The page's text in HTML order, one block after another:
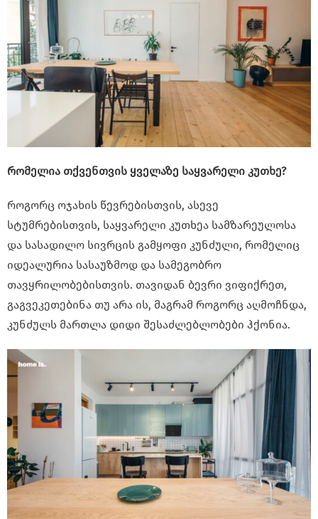
რომელია თქვენთვის ყველაზე საყვარელი კუთხე?
როგორც ოჯახის წევრებისთვის, ასევე
სტუმრებისთვის, საყვარელი კუთხეა სამზარეულოსა
და სასადილო სივრცის გამყოფი კუნძული, რომელიც
იდეალურია სასაუზმოდ და სამეგობრო
თავყრილობებისთვის. თავიდან ბევრი ვიფიქრეთ,
გაგვეკეთებინა თუ არა ის, მაგრამ როგორც აღმოჩნდა,
კუნძულს მართლა დიდი შესაძლებლობები ჰქონია.